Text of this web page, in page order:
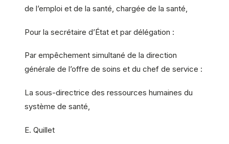
de l’emploi et de la santé, chargée de la santé,
Pour la secrétaire d’État et par délégation :
Par empêchement simultané de la direction
générale de l’offre de soins et du chef de service :
La sous-directrice des ressources humaines du
système de santé,
E. Quillet